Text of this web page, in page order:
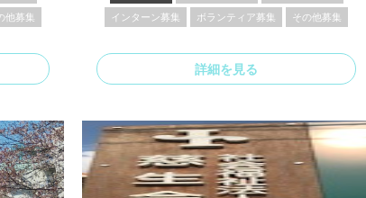
他募集 インターン募集 ボランティア募集 その他募集
詳細を見る